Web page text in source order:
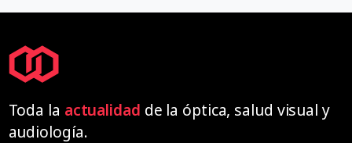
Toda la actualidad de la óptica, salud visual y
audiología.